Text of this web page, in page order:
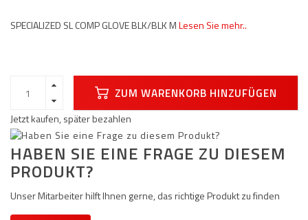
SPECIALIZED SL COMP GLOVE BLK/BLK MLesen Sie mehr..
ZUM WARENKORB HINZUFÜGEN
Jetzt kaufen, später bezahlen
HABEN SIE EINE FRAGE ZU DIESEM
PRODUKT?
Unser Mitarbeiter hilft Ihnen gerne, das richtige Produkt zu finden